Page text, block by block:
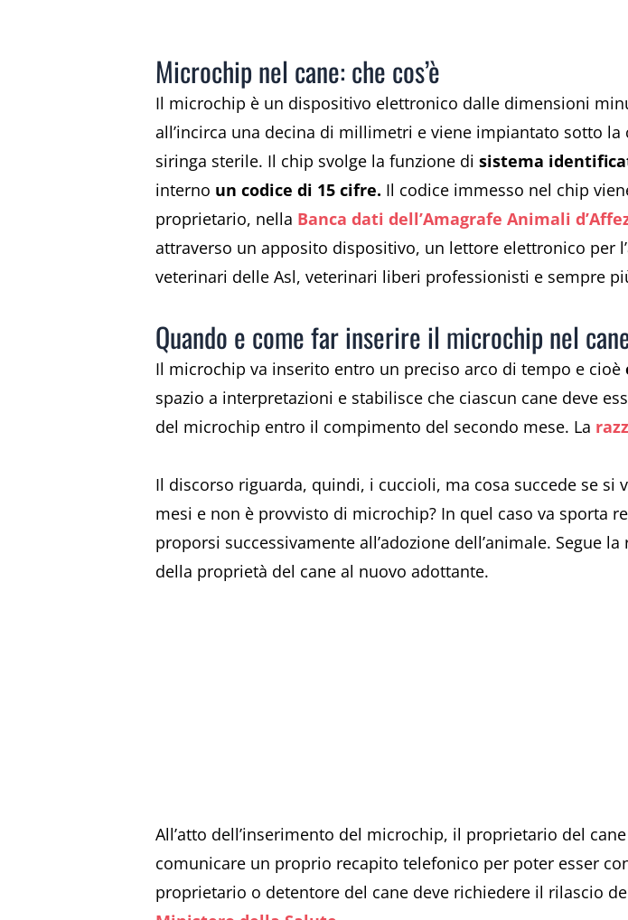
Microchip nel cane: che cos’è
Il microchip è un dispositivo elettronico dalle dimensioni
all’incirca una decina di millimetri e viene impiantato sotto
siringa sterile. Il chip svolge la funzione di sistema
interno un codice di 15 cifre. Il codice immesso nel chip
proprietario, nella Banca dati dell’Amagrafe Animali
attraverso un apposito dispositivo, un lettore elettronico per
veterinari delle Asl, veterinari liberi professionisti e sempre
Quando e come far inserire il microchip nel
Il microchip va inserito entro un preciso arco di tempo e cioè
spazio a interpretazioni e stabilisce che ciascun cane deve
del microchip entro il compimento del secondo mese. La
Il discorso riguarda, quindi, i cuccioli, ma cosa succede se
mesi e non è provvisto di microchip? In quel caso va sporta
proporsi successivamente all’adozione dell’animale. Segue
della proprietà del cane al nuovo adottante.
All’atto dell’inserimento del microchip, il proprietario del
comunicare un proprio recapito telefonico per poter esser
proprietario o detentore del cane deve richiedere il rilascio